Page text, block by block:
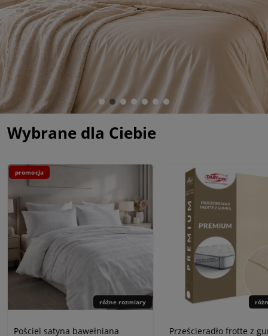
Wybrane dla Ciebie
różne rozmiary
Pościel satyna bawełniana
promocja
Prześcieradło frotte z